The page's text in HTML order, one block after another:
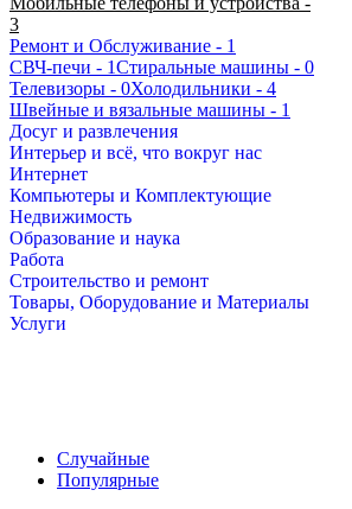
3
Ремонт и Обслуживание - 1
СВЧ-печи - 1Стиральные машины - 0
Телевизоры - 0Холодильники - 4
Швейные и вязальные машины - 1
Досуг и развлечения
Интерьер и всё, что вокруг нас
Интернет
Компьютеры и Комплектующие
Недвижимость
Образование и наука
Работа
Строительство и ремонт
Товары, Оборудование и Материалы
Услуги
Случайные
Популярные